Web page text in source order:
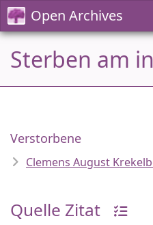
Open Archives
Sterben am
Verstorbene
Clemens August
Quelle Zitat